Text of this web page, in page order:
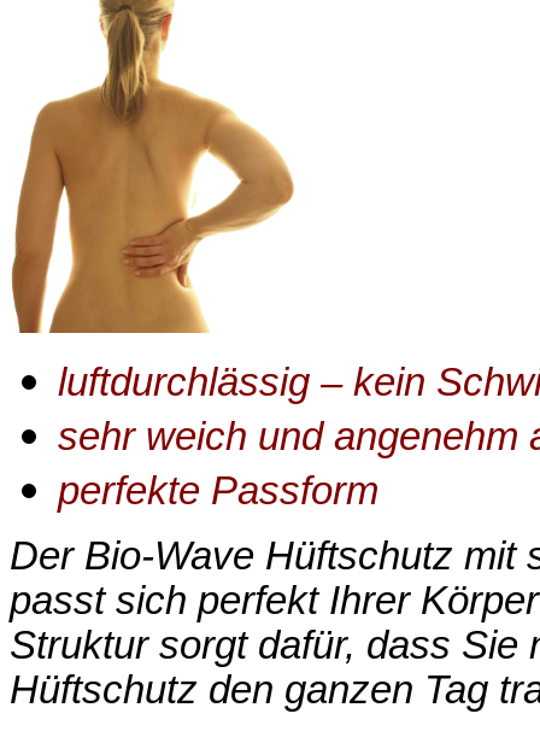
luftdurchlässig – kein
sehr weich und angenehm
perfekte Passform
Der Bio-Wave Hüftschutz mit
passt sich perfekt Ihrer
Struktur sorgt dafür, dass
Hüftschutz den ganzen Tag